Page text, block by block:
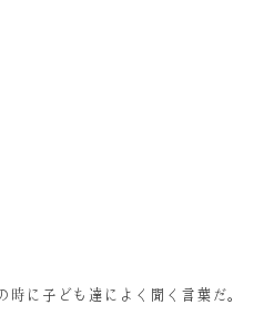
に子ども達によく聞く言葉だ。